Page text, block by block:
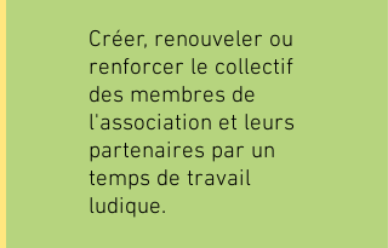
Créer, renouveler ou
renforcer le collectif
des membres de
l'association et leurs
partenaires par un
temps de travail
ludique.